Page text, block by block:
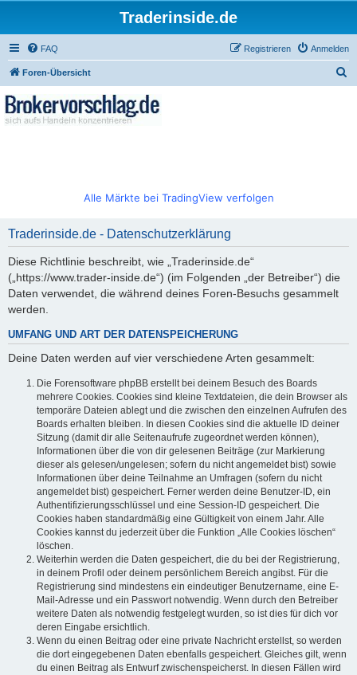
Traderinside.de
FAQ Anmelden
Registrieren
Foren-Übersicht
Alle Märkte bei TradingView verfolgen
Traderinside.de - Datenschutzerklärung
Diese Richtlinie beschreibt, wie „Traderinside.de“
(„https://www.trader-inside.de“) (im Folgenden „der Betreiber“) die
Daten verwendet, die während deines Foren-Besuchs gesammelt
werden.
UMFANG UND ART DER DATENSPEICHERUNG
Deine Daten werden auf vier verschiedene Arten gesammelt:
Die Forensoftware phpBB erstellt bei deinem Besuch des Boards
mehrere Cookies. Cookies sind kleine Textdateien, die dein Browser als
temporäre Dateien ablegt und die zwischen den einzelnen Aufrufen des
Boards erhalten bleiben. In diesen Cookies sind die aktuelle ID deiner
Sitzung (damit dir alle Seitenaufrufe zugeordnet werden können),
Informationen über die von dir gelesenen Beiträge (zur Markierung
dieser als gelesen/ungelesen; sofern du nicht angemeldet bist) sowie
Informationen über deine Teilnahme an Umfragen (sofern du nicht
angemeldet bist) gespeichert. Ferner werden deine Benutzer-ID, ein
Authentifizierungsschlüssel und eine Session-ID gespeichert. Die
Cookies haben standardmäßig eine Gültigkeit von einem Jahr. Alle
Cookies kannst du jederzeit über die Funktion „Alle Cookies löschen“
löschen.
Weiterhin werden die Daten gespeichert, die du bei der Registrierung,
in deinem Profil oder deinem persönlichem Bereich angibst. Für die
Registrierung sind mindestens ein eindeutiger Benutzername, eine E-
Mail-Adresse und ein Passwort notwendig. Wenn durch den Betreiber
weitere Daten als notwendig festgelegt wurden, so ist dies für dich vor
deren Eingabe ersichtlich.
Wenn du einen Beitrag oder eine private Nachricht erstellst, so werden
die dort eingegebenen Daten ebenfalls gespeichert. Gleiches gilt, wenn
du einen Beitrag als Entwurf zwischenspeicherst. In diesen Fällen wird